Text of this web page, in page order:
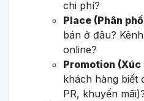
chi phí?
Place (Phân
bán ở đâu?
online?
Promotion (Xúc
khách hàng biết
PR, khuyến